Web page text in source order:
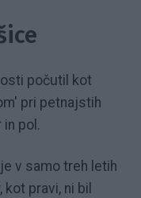
počutil kot
pri petnajstih
pol.
v samo treh letih
pravi, ni bil